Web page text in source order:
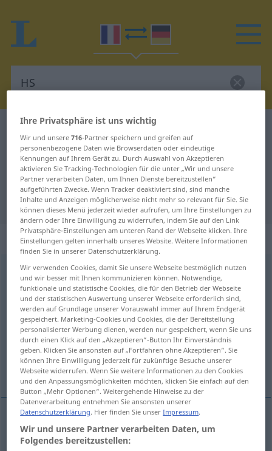
Französisch-Deutsch Wörterbuch
Französisch-Deutsch Übersetzung
für "HS"
"HS" Deutsch Übersetzung
„HS“: abréviation
[aʃɛs]abr FAM (=hors service)
Übersicht aller Übersetzungen
(Für mehr Details die Übersetzung anklicken/antippen)
kaputt sein völlig kaputt sein
völlig hinüber sein
être HSappareil, personne <
Ihre Privatsphäre ist uns wichtig
Wir und unsere716-Partner speichern und greifen auf
personenbezogene Daten wie Browserdaten oder eindeutige
Kennungen auf Ihrem Gerät zu. Durch Auswahl von Akzeptieren
aktivieren Sie Tracking-Technologien für die unter „Wir und unsere
Partner verarbeiten Daten, um Ihnen Dienste bereitzustellen“
aufgeführten Zwecke. Wenn Tracker deaktiviert sind, sind manche
Inhalte und Anzeigen möglicherweise nicht mehr so relevant für Sie. Sie
können dieses Menü jederzeit wieder aufrufen, um Ihre Einstellungen zu
ändern oder Ihre Einwilligung zu widerrufen, indem Sie auf den Link
Privatsphäre-Einstellungen am unteren Rand der Webseite klicken. Ihre
Einstellungen gelten innerhalb unseres Website. Weitere Informationen
finden Sie in unserer Datenschutzerklärung.
Wir verwenden Cookies, damit Sie unsere Webseite bestmöglich nutzen
und wir besser mit Ihnen kommunizieren können. Notwendige,
funktionale und statistische Cookies, die für den Betrieb der Webseite
und der statistischen Auswertung unserer Webseite erforderlich sind,
werden auf Grundlage unserer Vorauswahl immer auf Ihrem Endgerät
gespeichert. Marketing-Cookies und Cookies, die der Bereitstellung
personalisierter Werbung dienen, werden nur gespeichert, wenn Sie uns
durch einen Klick auf den „Akzeptieren“-Button Ihr Einverständnis
geben. Klicken Sie ansonsten auf „Fortfahren ohne Akzeptieren“. Sie
können Ihre Einwilligung jederzeit für zukünftige Besuche unserer
Webseite widerrufen. Wenn Sie weitere Informationen zu den Cookies
und den Anpassungsmöglichkeiten möchten, klicken Sie einfach auf den
Button „Mehr Optionen“. Weitergehende Hinweise zu der
Datenverarbeitung entnehmen Sie ansonsten unserer
Datenschutzerklärung. Hier finden Sie unserImpressum.
Wir und unsere Partner verarbeiten Daten, um
Folgendes bereitzustellen: